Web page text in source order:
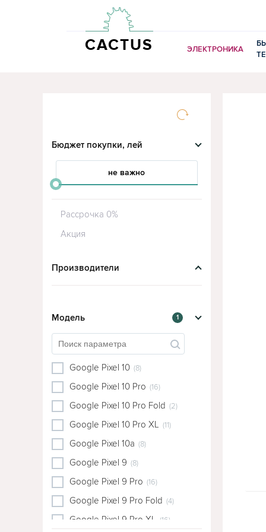
CACTUS ЭЛЕКТРОНИКА
Бюджет покупки, лей
до
не важно
Рассрочка 0%
Акция
Производители
Модель 1
Google Pixel 10 (8)
Google Pixel 10 Pro (16)
Google Pixel 10 Pro Fold (2)
Google Pixel 10 Pro XL (11)
Google Pixel 10a (8)
Google Pixel 9 (8)
Google Pixel 9 Pro (16)
Google Pixel 9 Pro Fold (4)
Google Pixel 9 Pro XL (16)